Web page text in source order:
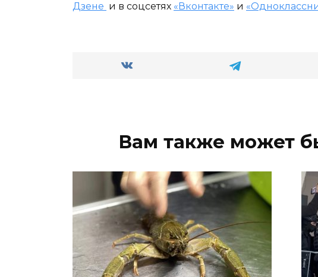
Дзене и в соцсетях «Вконтакте» и
Вам также может